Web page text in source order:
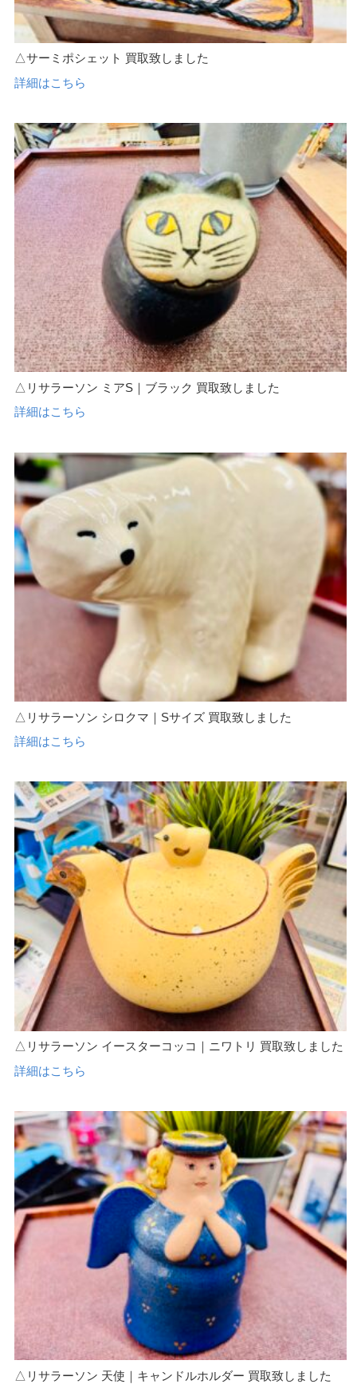
△サーミポシェット 買取致しました
詳細はこちら
△リサラーソン ミアS｜ブラック 買取致しました
詳細はこちら
△リサラーソン シロクマ｜Sサイズ 買取致しました
詳細はこちら
△リサラーソン イースターコッコ｜ニワトリ 買取致しました
詳細はこちら
△リサラーソン 天使｜キャンドルホルダー 買取致しました